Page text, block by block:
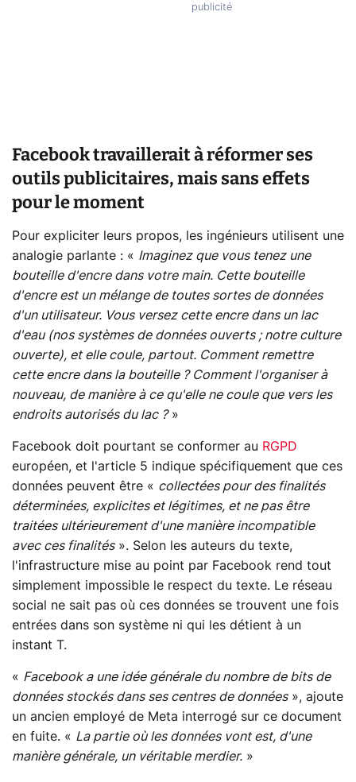
Facebook travaillerait à réformer ses
outils publicitaires, mais sans effets
pour le moment
Pour expliciter leurs propos, les ingénieurs utilisent une
analogie parlante : « Imaginez que vous tenez une
bouteille d'encre dans votre main. Cette bouteille
d'encre est un mélange de toutes sortes de données
d'un utilisateur. Vous versez cette encre dans un lac
d'eau (nos systèmes de données ouverts ; notre culture
ouverte), et elle coule, partout. Comment remettre
cette encre dans la bouteille ? Comment l'organiser à
nouveau, de manière à ce qu'elle ne coule que vers les
endroits autorisés du lac ?»
Facebook doit pourtant se conformer au RGPD
européen, et l'article 5 indique spécifiquement que ces
données peuvent être « collectées pour des finalités
déterminées, explicites et légitimes, et ne pas être
traitées ultérieurement d'une manière incompatible
avec ces finalités». Selon les auteurs du texte,
l'infrastructure mise au point par Facebook rend tout
simplement impossible le respect du texte. Le réseau
social ne sait pas où ces données se trouvent une fois
entrées dans son système ni qui les détient à un
instant T.
« Facebook a une idée générale du nombre de bits de
données stockés dans ses centres de données», ajoute
un ancien employé de Meta interrogé sur ce document
en fuite. « La partie où les données vont est, d'une
manière générale, un véritable merdier. »